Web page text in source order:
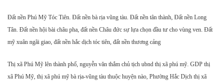
Đất nền Phú Mỹ Tóc Tiên. Đất nền bà rịa vũng tàu. Đất nền tân thành, Đất nền Long
Tân. Đất nền hội bài châu pha, đất nền Châu đức sự lựa chọn đầu tư cho vùng ven. Đất
mỹ xuân ngãi giao, đất nền hắc dịch tóc tiên, đất nền thương cảng
Thị xã Phú Mỹ lên thành phố, nguyễn văn thắm chủ tịch ubnd thị xã phú mỹ. GDP thị
xã Phú Mỹ, thị xã phú mỹ bà rịa-vũng tàu thuộc huyện nào, Phường Hắc Dịch thị xã